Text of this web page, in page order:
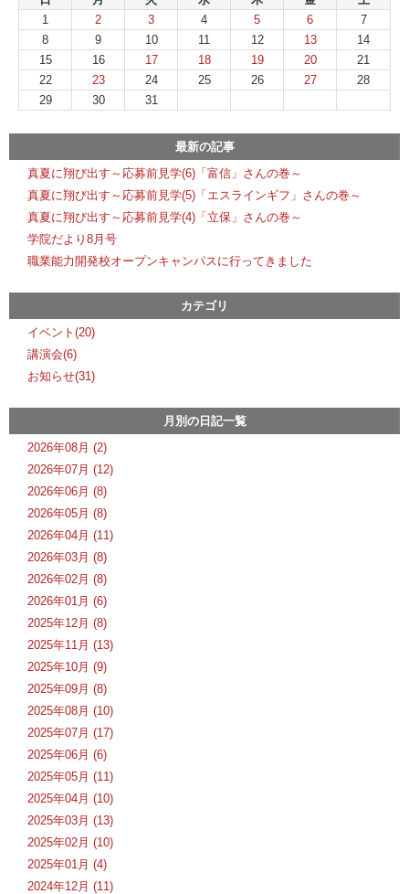
1
2 3 4 5 6
7
8
9 10 11 12 13
14
15
16 17 18 19 20
21
22
23 24 25 26 27
28
29
30 31
最新の記事
真夏に翔び出す～応募前見学(6)「富信」さんの巻～
真夏に翔び出す～応募前見学(5)「エスラインギフ」さんの巻～
真夏に翔び出す～応募前見学(4)「立保」さんの巻～
学院だより8月号
職業能力開発校オープンキャンパスに行ってきました
カテゴリ
イベント(20)
講演会(6)
お知らせ(31)
月別の日記一覧
2026年08月 (2)
2026年07月 (12)
2026年06月 (8)
2026年05月 (8)
2026年04月 (11)
2026年03月 (8)
2026年02月 (8)
2026年01月 (6)
2025年12月 (8)
2025年11月 (13)
2025年10月 (9)
2025年09月 (8)
2025年08月 (10)
2025年07月 (17)
2025年06月 (6)
2025年05月 (11)
2025年04月 (10)
2025年03月 (13)
2025年02月 (10)
2025年01月 (4)
2024年12月 (11)